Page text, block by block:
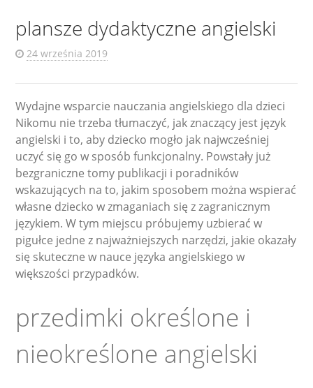
plansze dydaktyczne angielski
24 września 2019
Wydajne wsparcie nauczania angielskiego dla dzieci
Nikomu nie trzeba tłumaczyć, jak znaczący jest język
angielski i to, aby dziecko mogło jak najwcześniej
uczyć się go w sposób funkcjonalny. Powstały już
bezgraniczne tomy publikacji i poradników
wskazujących na to, jakim sposobem można wspierać
własne dziecko w zmaganiach się z zagranicznym
językiem. W tym miejscu próbujemy uzbierać w
pigułce jedne z najważniejszych narzędzi, jakie okazały
się skuteczne w nauce języka angielskiego w
większości przypadków.
przedimki określone i
nieokreślone angielski